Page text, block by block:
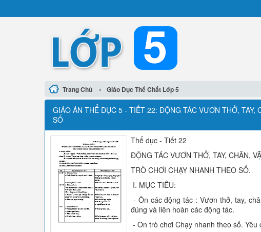
Trang Chủ › Giáo Dục Thể Chất Lớp 5
GIÁO ÁN THỂ DỤC 5 - TIẾT 22: ĐỘNG TÁC VƯƠN THỞ, TAY,
SỐ
Thể dục - Tiết 22
ĐỘNG TÁC VƯƠN THỞ, TAY, CHÂN,
TRÒ CHƠI CHẠY NHANH THEO SỐ.
I. MỤC TIÊU:
- Ôn các động tác : Vươn thở, tay,
đúng và liên hoàn các động tác.
- Ôn trò chơi Chạy nhanh theo số.